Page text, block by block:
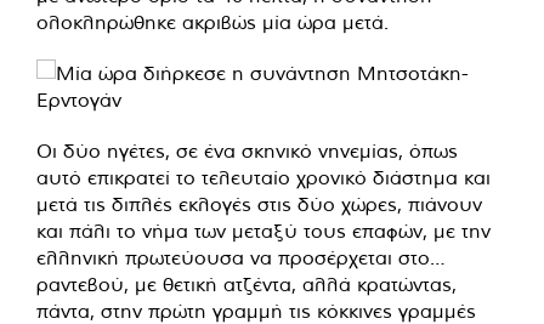
ολοκληρώθηκε ακριβώς μία ώρα μετά.
Οι δύο ηγέτες, σε ένα σκηνικό νηνεμίας, όπως
αυτό επικρατεί το τελευταίο χρονικό διάστημα και
μετά τις διπλές εκλογές στις δύο χώρες, πιάνουν
και πάλι το νήμα των μεταξύ τους επαφών, με την
ελληνική πρωτεύουσα να προσέρχεται στο…
ραντεβού, με θετική ατζέντα, αλλά κρατώντας,
πάντα, στην πρώτη γραμμή τις κόκκινες γραμμές